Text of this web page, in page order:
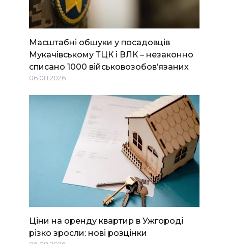
Масштабні обшуки у посадовців
Мукачівському ТЦК і ВЛК – незаконно
списано 1000 військовозобов’язаних
06.08.2026
Ціни на оренду квартир в Ужгороді
різко зросли: нові розцінки